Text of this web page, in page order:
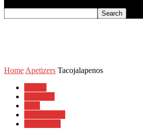
Home Apetizers Tacojalapenos